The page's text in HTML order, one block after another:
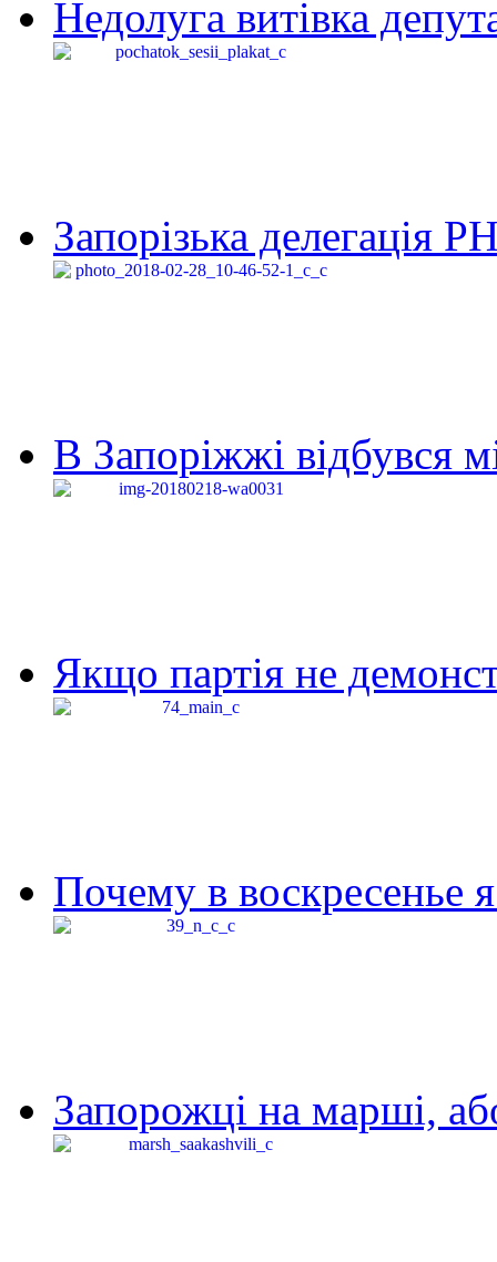
Недолуга витівка
Запорізька делегація
В Запоріжжі відбувся
Якщо партія не
Почему в воскресенье
Запорожці на марші,